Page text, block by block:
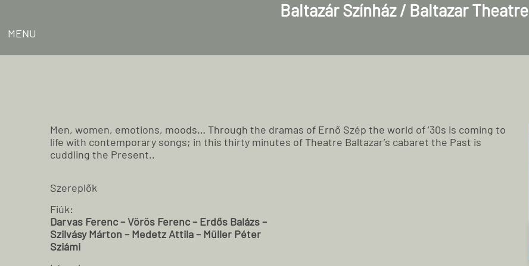
Baltazár Színház / Baltazar Theatre
MENU
Men, women, emotions, moods… Through the dramas of Ernő Szép the world of ’30s is coming to
life with contemporary songs; in this thirty minutes of Theatre Baltazar’s cabaret the Past is
cuddling the Present..
Szereplők
Fiúk:
Darvas Ferenc – Vörös Ferenc – Erdős Balázs –
Szilvásy Márton – Medetz Attila – Müller Péter
Sziámi